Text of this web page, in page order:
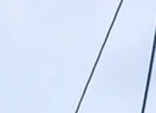
話いただけるとスムーズにご相談いただけます
ずらん補聴器 0859−57−4208 #長崎市 #ハウ
テンボス #営業時間 #すずらん補聴器 #補聴器